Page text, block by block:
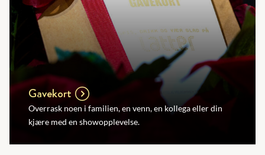
Gavekort
Overrask noen i familien, en venn, en kollega eller din
kjære med en showopplevelse.